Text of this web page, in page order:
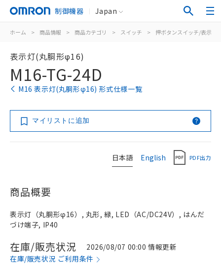
制御機器 Japan
ホーム > 商品情報 > 商品カテゴリ > スイッチ > 押ボタンスイッチ/表示灯
表示灯(丸胴形φ16)
M16-TG-24D
M16 表示灯(丸胴形φ16) 形式仕様一覧
マイリストに追加
日本語 English PDF出力
商品概要
表示灯（丸胴形φ16）, 丸形, 緑, LED（AC/DC24V）, はんだ
づけ端子, IP40
在庫/販売状況
2026/08/07 00:00 情報更新
在庫/販売状況 ご利用条件